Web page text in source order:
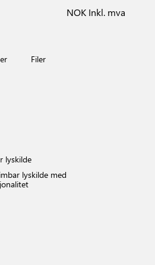
NOK Inkl. mva
Filer
lyskilde
lyskilde med